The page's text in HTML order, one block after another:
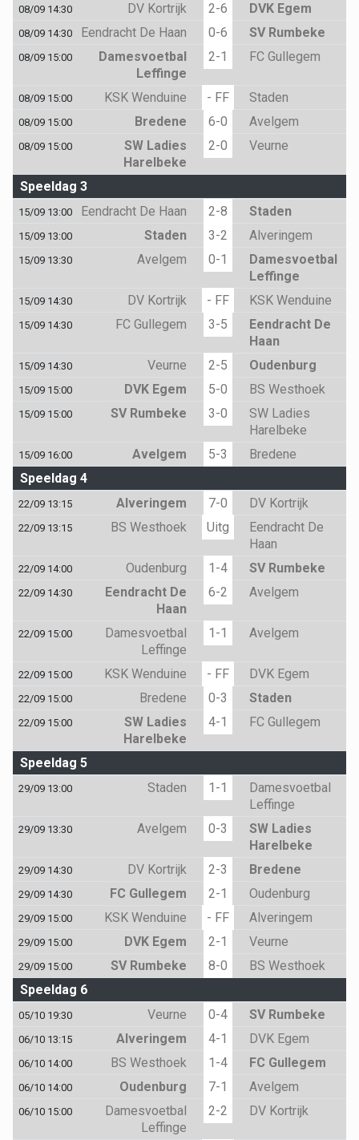
08/09 14:30 DV Kortrijk 2-6 DVK Egem
08/09 14:30 Eendracht De Haan 0-6 SV Rumbeke
08/09 15:00
Damesvoetbal
Leffinge
2-1 FC Gullegem
08/09 15:00 KSK Wenduine - FF Staden
08/09 15:00 Bredene 6-0 Avelgem
08/09 15:00
SW Ladies
Harelbeke
2-0 Veurne
Speeldag 3
15/09 13:00 Eendracht De Haan 2-8 Staden
15/09 13:00 Staden 3-2 Alveringem
15/09 13:30 Avelgem 0-1
Damesvoetbal
Leffinge
15/09 14:30 DV Kortrijk - FF KSK Wenduine
15/09 14:30 FC Gullegem 3-5
Eendracht De
Haan
15/09 14:30 Veurne 2-5 Oudenburg
15/09 15:00 DVK Egem 5-0 BS Westhoek
15/09 15:00 SV Rumbeke 3-0
SW Ladies
Harelbeke
15/09 16:00 Avelgem 5-3
Bredene
Speeldag 4
22/09 13:15 Alveringem 7-0 DV Kortrijk
22/09 13:15 BS Westhoek Uitg
Eendracht De
Haan
22/09 14:00 Oudenburg 1-4 SV Rumbeke
22/09 14:30
Eendracht De
Haan
6-2 Avelgem
22/09 15:00
Damesvoetbal
Leffinge
1-1 Avelgem
22/09 15:00 KSK Wenduine - FF DVK Egem
22/09 15:00 Bredene 0-3 Staden
22/09 15:00
SW Ladies
Harelbeke
4-1 FC Gullegem
Speeldag 5
29/09 13:00 Staden 1-1
Damesvoetbal
Leffinge
29/09 13:30 Avelgem 0-3
SW Ladies
Harelbeke
29/09 14:30 DV Kortrijk 2-3 Bredene
29/09 14:30 FC Gullegem 2-1 Oudenburg
29/09 15:00 KSK Wenduine - FF Alveringem
29/09 15:00 DVK Egem 2-1 Veurne
29/09 15:00 SV Rumbeke 8-0
BS Westhoek
Speeldag 6
05/10 19:30 Veurne 0-4 SV Rumbeke
06/10 13:15 Alveringem 4-1 DVK Egem
06/10 14:00 BS Westhoek 1-4 FC Gullegem
06/10 14:00 Oudenburg 7-1 Avelgem
06/10 15:00
Damesvoetbal
Leffinge
2-2 DV Kortrijk